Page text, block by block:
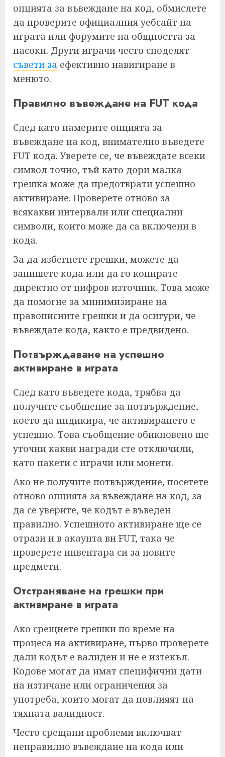
опцията за въвеждане на код, обмислете
да проверите официалния уебсайт на
играта или форумите на общността за
насоки. Други играчи често споделят
съвети за ефективно навигиране в
менюто.
Правилно въвеждане на FUT кода
След като намерите опцията за
въвеждане на код, внимателно въведете
FUT кода. Уверете се, че въвеждате всеки
символ точно, тъй като дори малка
грешка може да предотврати успешно
активиране. Проверете отново за
всякакви интервали или специални
символи, които може да са включени в
кода.
За да избегнете грешки, можете да
запишете кода или да го копирате
директно от цифров източник. Това може
да помогне за минимизиране на
правописните грешки и да осигури, че
въвеждате кода, както е предвидено.
Потвърждаване на успешно
активиране в играта
След като въведете кода, трябва да
получите съобщение за потвърждение,
което да индикира, че активирането е
успешно. Това съобщение обикновено ще
уточни какви награди сте отключили,
като пакети с играчи или монети.
Ако не получите потвърждение, посетете
отново опцията за въвеждане на код, за
да се уверите, че кодът е въведен
правилно. Успешното активиране ще се
отрази и в акаунта ви FUT, така че
проверете инвентара си за новите
предмети.
Отстраняване на грешки при
активиране в играта
Ако срещнете грешки по време на
процеса на активиране, първо проверете
дали кодът е валиден и не е изтекъл.
Кодове могат да имат специфични дати
на изтичане или ограничения за
употреба, които могат да повлияят на
тяхната валидност.
Често срещани проблеми включват
неправилно въвеждане на кода или